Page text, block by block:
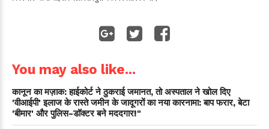
You may also like...
कानून का मज़ाक: हाईकोर्ट ने ठुकराई जमानत, तो अस्पताल ने खोल दिए
'वीआईपी' इलाज के रास्ते जमीन के जादूगरों का नया कारनामा: बाप फरार, बेटा
'बीमार' और पुलिस-डॉक्टर बने मददगार!"